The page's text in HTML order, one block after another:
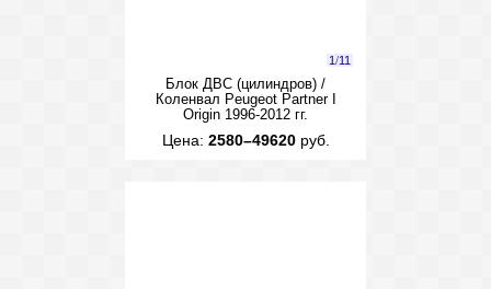
1/11
Блок ДВС (цилиндров) /
Коленвал Peugeot Partner I
Origin 1996-2012 гг.
Цена: 2580–49620руб.